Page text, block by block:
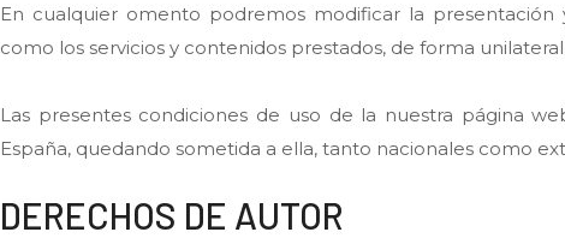
En cualquier omento podremos modificar la
como los servicios y contenidos prestados, de forma unilateral
Las presentes condiciones de uso de la nuestra página
España, quedando sometida a ella, tanto nacionales como
DERECHOS DE AUTOR